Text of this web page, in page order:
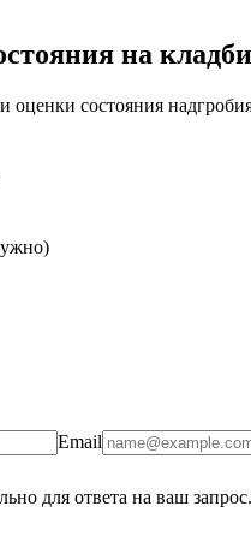
на
состояния
Email
для ответа на ваш запрос.